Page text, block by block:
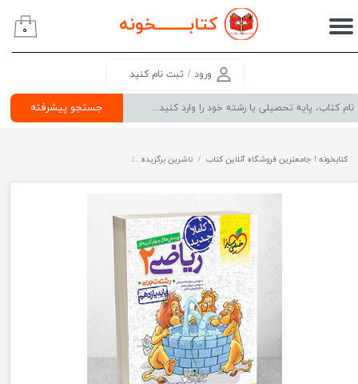
کتابــــــــخونه
جستجو پیشرفته
ورود / ثبت نام کنید
حساب کاربری من
سفارشات
۰
کتابخونه ! جامعترین فروشگاه آنلاین کتاب ناشرین برگزیده